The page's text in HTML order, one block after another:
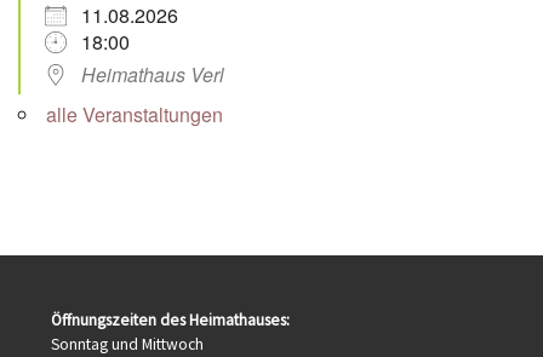
11.08.2026
18:00
Heimathaus Verl
alle Veranstaltungen
Öffnungszeiten des Heimathauses:
Sonntag und Mittwoch